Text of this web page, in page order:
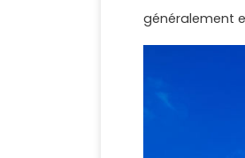
généralement